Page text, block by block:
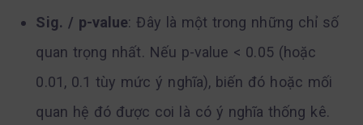
Sig. / p-value: Đây là một trong những chỉ số
quan trọng nhất. Nếu p-value < 0.05 (hoặc
0.01, 0.1 tùy mức ý nghĩa), biến đó hoặc mối
quan hệ đó được coi là có ý nghĩa thống kê.